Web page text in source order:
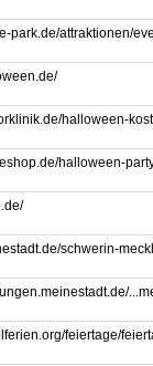
park.de/attraktionen/
halloween-
halloween-
schwerin-
feiertage/